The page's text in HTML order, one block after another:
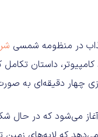
داستان
چهار دقیقه‌ای به
می‌شود که در حال